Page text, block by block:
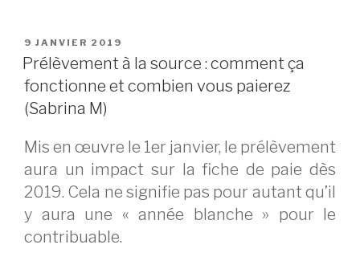
PUBLIÉ
LE
9 JANVIER 2019
Prélèvement à la source : comment ça
fonctionne et combien vous paierez
(Sabrina M)
Mis en œuvre le 1er janvier, le prélèvement
aura un impact sur la fiche de paie dès
2019. Cela ne signifie pas pour autant qu’il
y aura une « année blanche » pour le
contribuable.